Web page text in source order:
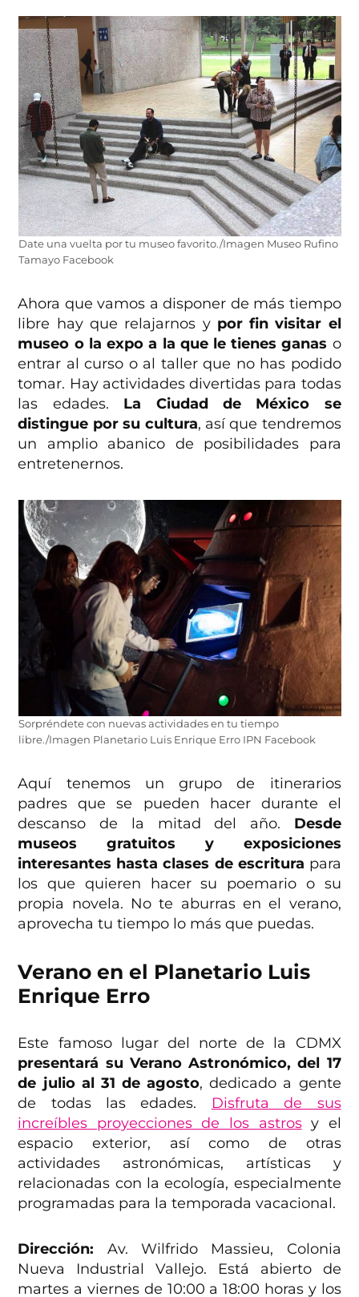
Date una vuelta por tu museo favorito./Imagen Museo Rufino
Tamayo Facebook
Ahora que vamos a disponer de más tiempo
libre hay que relajarnos y por fin visitar el
museo o la expo a la que le tienes ganas o
entrar al curso o al taller que no has podido
tomar. Hay actividades divertidas para todas
las edades. La Ciudad de México se
distingue por su cultura, así que tendremos
un amplio abanico de posibilidades para
entretenernos.
Sorpréndete con nuevas actividades en tu tiempo
libre./Imagen Planetario Luis Enrique Erro IPN Facebook
Aquí tenemos un grupo de itinerarios
padres que se pueden hacer durante el
descanso de la mitad del año. Desde
museos gratuitos y exposiciones
interesantes hasta clases de escritura para
los que quieren hacer su poemario o su
propia novela. No te aburras en el verano,
aprovecha tu tiempo lo más que puedas.
Verano en el Planetario Luis
Enrique Erro
Este famoso lugar del norte de la CDMX
presentará su Verano Astronómico, del 17
de julio al 31 de agosto, dedicado a gente
de todas las edades. Disfruta de sus
increíbles proyecciones de los astrosy el
espacio exterior, así como de otras
actividades astronómicas, artísticas y
relacionadas con la ecología, especialmente
programadas para la temporada vacacional.
Dirección: Av. Wilfrido Massieu, Colonia
Nueva Industrial Vallejo. Está abierto de
martes a viernes de 10:00 a 18:00 horas y los